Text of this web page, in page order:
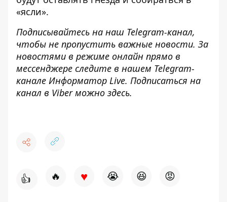
«ясли».
Подписывайтесь на наш Telegram-канал,
чтобы не пропустить важные новости. За
новостями в режиме онлайн прямо в
мессенджере следите в нашем Telegram-
канале Информатор Live. Подписаться на
канал в Viber можно здесь.
👍 🔥 ♥ 😭 😆 😡